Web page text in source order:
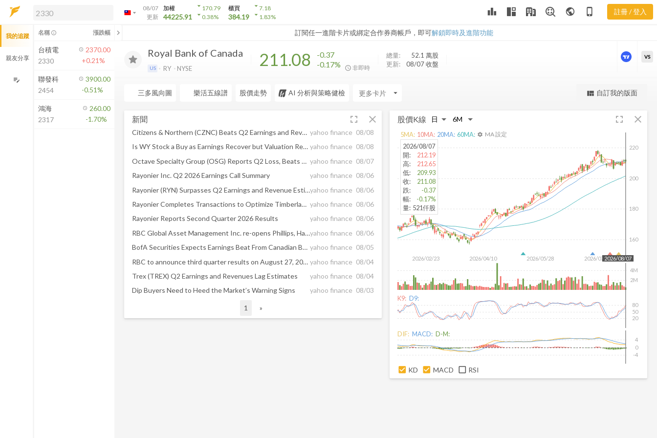
arrow_drop_down
08/07
更新
加權
44225.91
arrow_drop_down170.79
arrow_drop_down0.38%
櫃買
384.19
arrow_drop_down7.18
arrow_drop_down1.83% leaderboard public phone_iphone 註冊 / 登入
訂閱任一進階卡片或綁定合作券商帳戶，即可解鎖即時及進階功能
解鎖即時行情及進階功能
方案」，即可解鎖以下功能：
即時行情
即時市況與排行
成交金額熱力圖
前往方案訂閱
如何綁定合作券商
RY 新聞
Royal Bank of Canada
US RY NYSE 211.08
-0.37
-0.17%
非即時
總量: 52.1 萬股
更新:
08/07 收盤
更強大的進階價量圖表
VS
三多風向圖 樂活五線譜 股價走勢 AI 分析與策略健檢 arrow_drop_down view_quilt 自訂我的版面
新聞 fullscreen close
Citizens & Northern (CZNC) Beats Q2 Earnings and Revenue Estimates yahoo finance 08/08
Is WY Stock a Buy as Earnings Recover but Valuation Remains Rich? yahoo finance 08/08
Octave Specialty Group (OSG) Reports Q2 Loss, Beats Revenue Estimates yahoo finance 08/07
Rayonier Inc. Q2 2026 Earnings Call Summary
yahoo finance 08/06
Rayonier (RYN) Surpasses Q2 Earnings and Revenue Estimatesyahoo finance 08/06
Rayonier Completes Transactions to Optimize Timberland Portfolio yahoo finance 08/06
Rayonier Reports Second Quarter 2026 Results
yahoo finance 08/06
RBC Global Asset Management Inc. re-opens Phillips, Hager & North High Yield Bond Fund to new investorsyahoo finance 08/06
BofA Securities Expects Earnings Beat From Canadian Banks in Q3 Preview yahoo finance 08/05
RBC to announce third quarter results on August 27, 2026 yahoo finance 08/04
Trex (TREX) Q2 Earnings and Revenues Lag Estimates
yahoo finance 08/04
Dip Buyers Need to Heed the Market’s Warning Signs
yahoo finance 08/03
1 »
股價K線 fullscreen close
2026/02/23 2026/04/10 2026/05/28 2026/07/16
160
180
200
220
2026/08/07
2M
4M
2026/08/07
開:
212.19
高:
212.65
低:
209.93
收:
211.08
跌:
-0.37
幅:
-0.17%
量: 521仟股
5MA: 10MA: 20MA: 60MA: settings MA 設定
K9: D9:
20
50
80
DIF: MACD: D-M:
-4
0
4
KD MACD RSI
我的追蹤
親友分享
edit_note
名稱 info_outline 漲跌幅 chevron_left
台積電
2330
2370.00
+0.21%
聯發科
2454
3900.00
-0.51%
鴻海
2317
260.00
-1.70%